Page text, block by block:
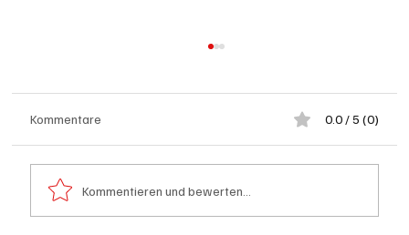
Kommentare 0.0 / 5 (0)
Kommentieren und bewerten...